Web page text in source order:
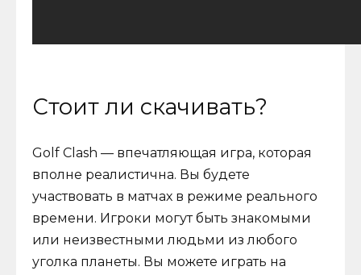
Стоит ли скачивать?
Golf Clash — впечатляющая игра, которая
вполне реалистична. Вы будете
участвовать в матчах в режиме реального
времени. Игроки могут быть знакомыми
или неизвестными людьми из любого
уголка планеты. Вы можете играть на